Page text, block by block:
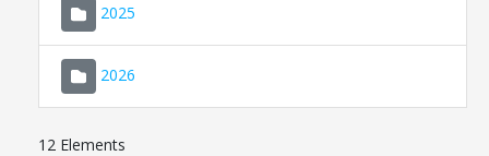
2025
2026
12 Elements